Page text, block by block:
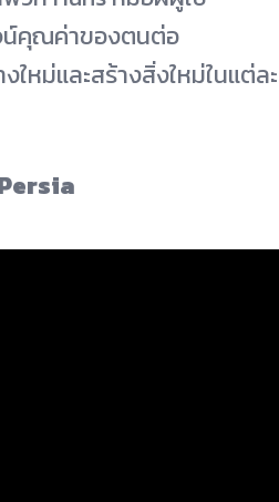
น์คุณค่าของตนต่อ
หม่และสร้างสิ่งใหม่ในแต่ละ